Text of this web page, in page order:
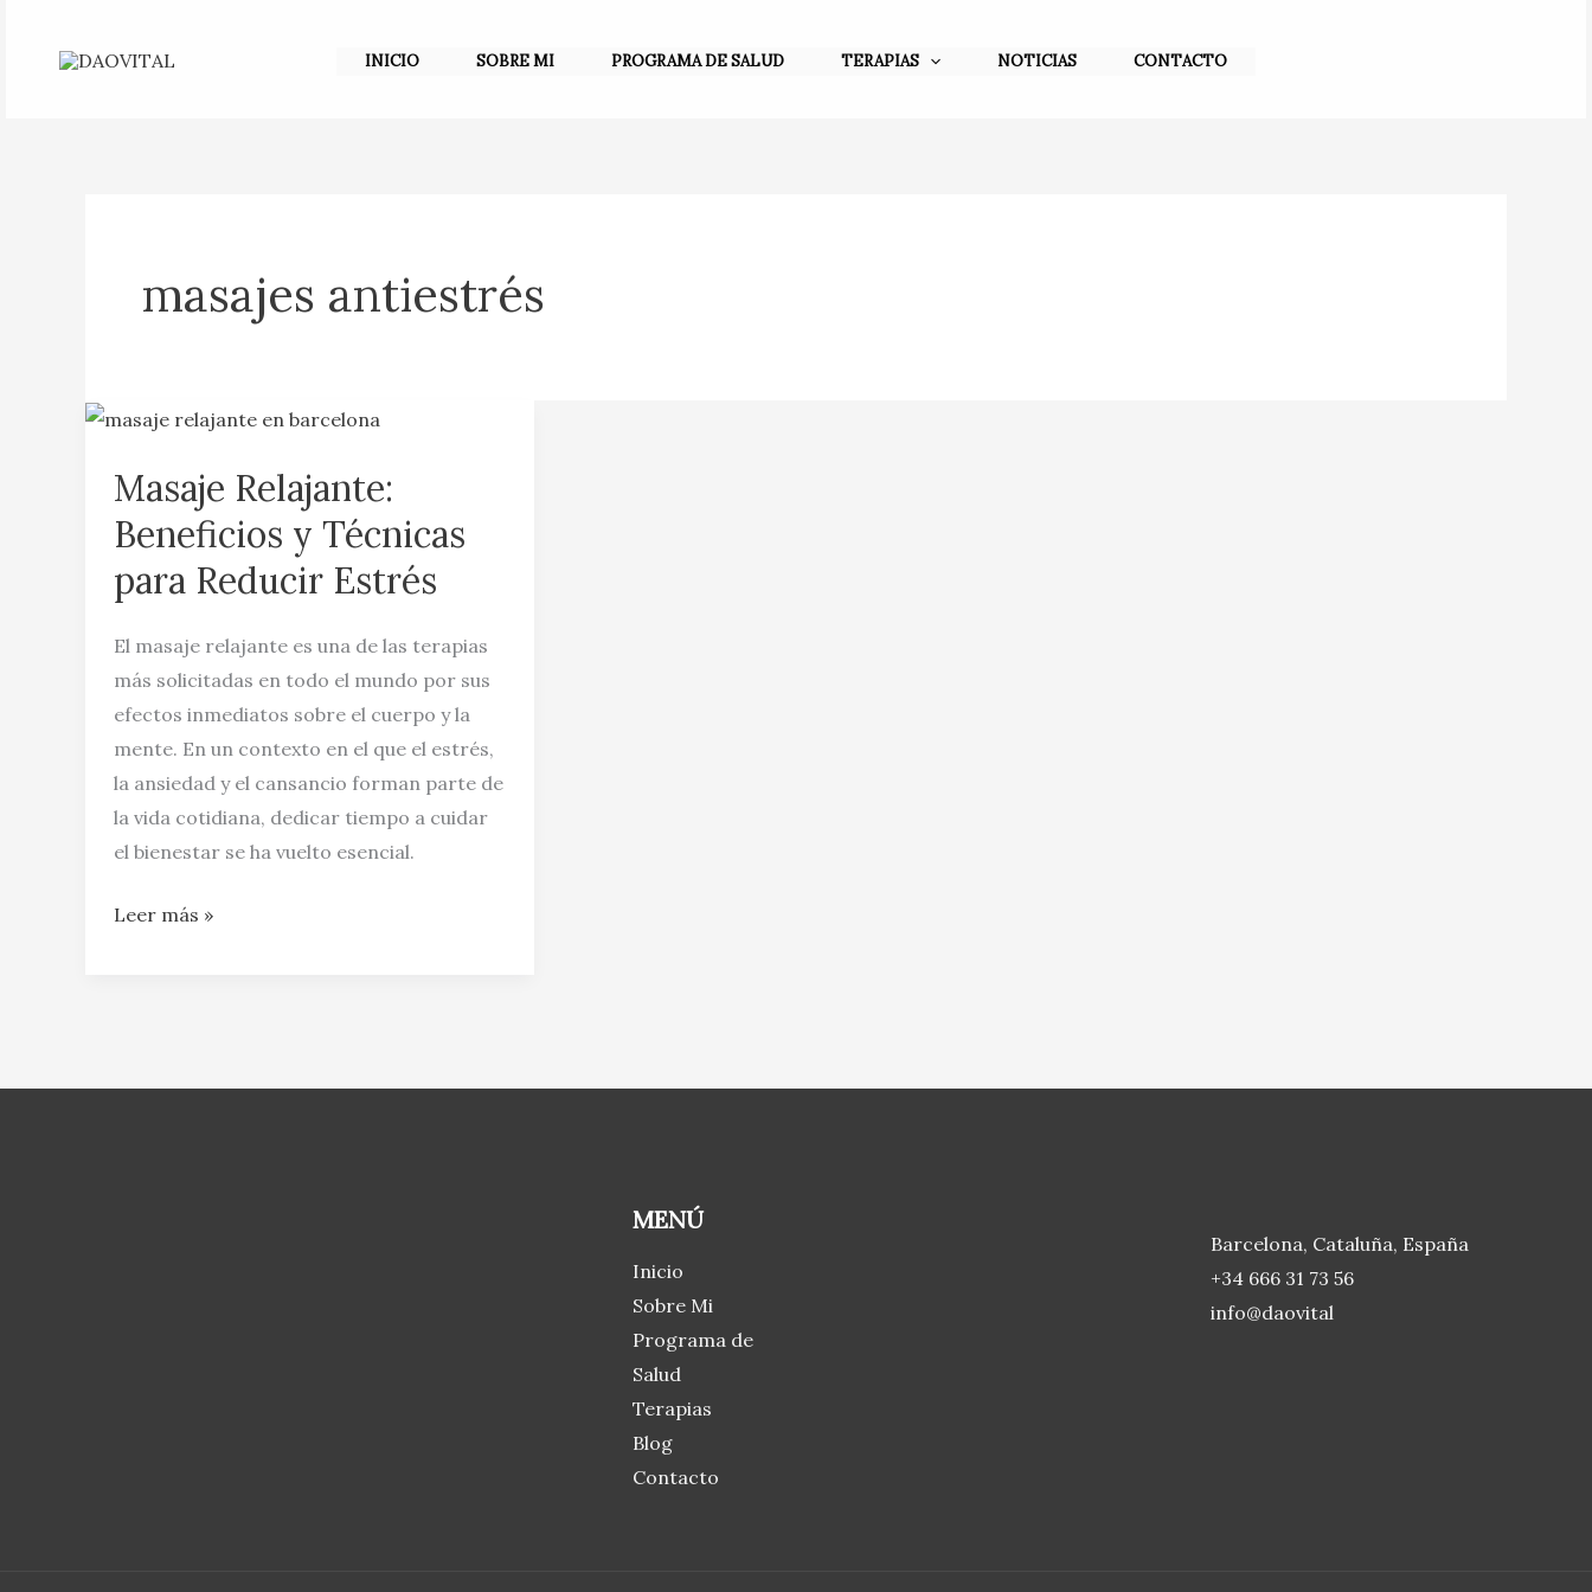
INICIO SOBRE MI PROGRAMA DE SALUD TERAPIAS NOTICIAS CONTACTO
masajes antiestrés
Masaje Relajante:
Beneficios y Técnicas
para Reducir Estrés
El masaje relajante es una de las terapias
más solicitadas en todo el mundo por sus
efectos inmediatos sobre el cuerpo y la
mente. En un contexto en el que el estrés,
la ansiedad y el cansancio forman parte de
la vida cotidiana, dedicar tiempo a cuidar
el bienestar se ha vuelto esencial.
Masaje
Beneficios
y
Técnicas
para
Estrés
Leer más »
MENÚ
Inicio
Sobre Mi
Programa de
Salud
Terapias
Blog
Contacto
Barcelona, Cataluña, España
+34 666 31 73 56
info@daovital